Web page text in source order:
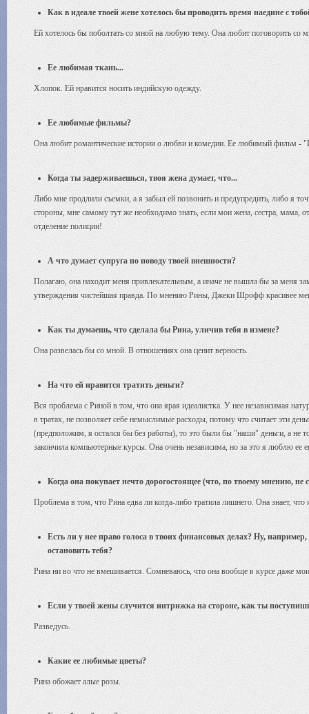
Как в идеале твоей жене хотелось бы проводить время наедине с
Ей хотелось бы поболтать со мной на любую тему. Она любит поговорить со
Ее любимая ткань...
Хлопок. Ей нравится носить индийскую одежду.
Ее любимые фильмы?
Она любит романтические истории о любви и комедии. Ее любимый фильм -
Когда ты задерживаешься, твоя жена думает, что...
Либо мне продлили съемки, а я забыл ей позвонить и предупредить, либо я
стороны, мне самому тут же необходимо знать, если мои жена, сестра, мама,
отделение полиции!
А что думает супруга по поводу твоей внешности?
Полагаю, она находит меня привлекательным, а иначе не вышла бы за меня
утверждения чистейшая правда. По мнению Рины, Джеки Шрофф красивее
Как ты думаешь, что сделала бы Рина, уличив тебя в измене?
Она развелась бы со мной. В отношениях она ценит верность.
На что ей нравится тратить деньги?
Вся проблема с Риной в том, что она ярая идеалистка. У нее независимая
в тратах, не позволяет себе немыслимые расходы, потому что считает эти
(предположим, я остался бы без работы), то это были бы "наши" деньги, а не
закончила компьютерные курсы. Она очень независима, но за это я люблю ее
Когда она покупает нечто дорогостоящее (что, по твоему мнению, не
Проблема в том, что Рина едва ли когда-либо тратила лишнего. Она знает, что
Есть ли у нее право голоса в твоих финансовых делах? Ну,
остановить тебя?
Рина ни во что не вмешивается. Сомневаюсь, что она вообще в курсе даже
Если у твоей жены случится интрижка на стороне, как ты
Разведусь.
Какие ее любимые цветы?
Рина обожает алые розы.